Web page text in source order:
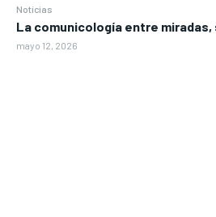
Noticias
La comunicología entre
mayo 12, 2026